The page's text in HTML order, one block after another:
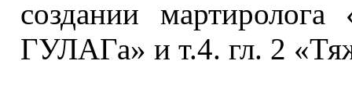
создании
ГУЛАГа» и т.4. гл. 2